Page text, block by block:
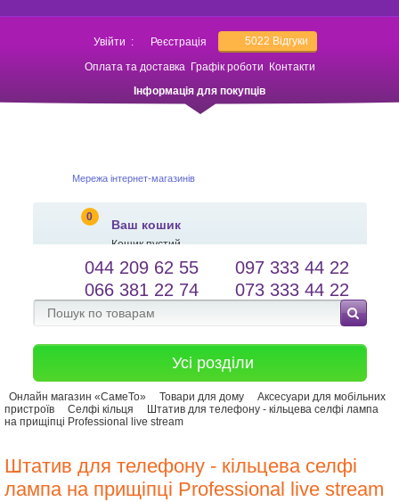
Увійти : Реєстрація 5022 Відгуки
Оплата та доставка Графік роботи
Контакти
Інформація для покупців
Мережа інтернет-магазинів
0
Ваш кошик
Кошик пустий
salessameto@gmail.com
Зворотній зв'язок
Мова сайту
044 209 62 55
097 333 44 22
066 381 22 74
073 333 44 22
Усі розділи
Онлайн магазин «СамеТо» Товари для дому
Аксесуари для мобільних
пристроїв
Селфі кільця
Штатив для телефону - кільцева селфі лампа
на прищіпці Professional live stream
Штатив для телефону - кільцева селфі
лампа на прищіпці Professional live stream